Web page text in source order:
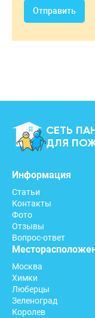
Отправить
СЕТЬ
ДЛЯ
Информация
Статьи
Контакты
Фото
Отзывы
Вопрос-ответ
Москва
Химки
Люберцы
Зеленоград
Королев